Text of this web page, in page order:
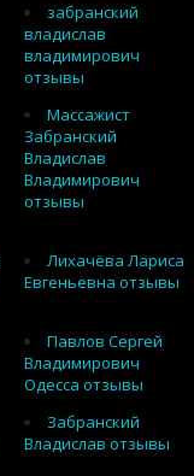
забранский
владислав
владимирович
отзывы
Массажист
Забранский
Владислав
Владимирович
отзывы
Лихачёва Лариса
Евгеньевна отзывы
Павлов Сергей
Владимирович
Одесса отзывы
Забранский
Владислав отзывы